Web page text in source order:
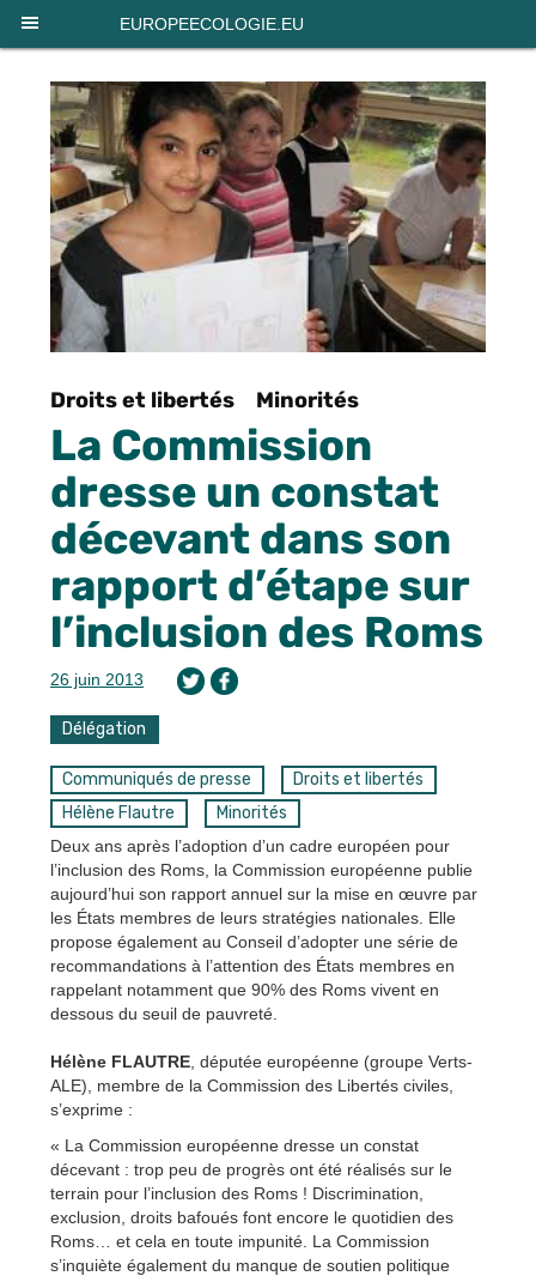
EUROPEECOLOGIE.EU
Droits et libertés Minorités
La Commission
dresse un constat
décevant dans son
rapport d’étape sur
l’inclusion des Roms
26 juin 2013
Délégation
Communiqués de presse
Droits et libertés
Hélène Flautre
Minorités
Deux ans après l’adoption d’un cadre européen pour
l’inclusion des Roms, la Commission européenne publie
aujourd’hui son rapport annuel sur la mise en œuvre par
les États membres de leurs stratégies nationales. Elle
propose également au Conseil d’adopter une série de
recommandations à l’attention des États membres en
rappelant notamment que 90% des Roms vivent en
dessous du seuil de pauvreté.
Hélène FLAUTRE , députée européenne (groupe Verts-
ALE), membre de la Commission des Libertés civiles,
s’exprime :
« La Commission européenne dresse un constat
décevant : trop peu de progrès ont été réalisés sur le
terrain pour l’inclusion des Roms ! Discrimination,
exclusion, droits bafoués font encore le quotidien des
Roms… et cela en toute impunité. La Commission
s’inquiète également du manque de soutien politique